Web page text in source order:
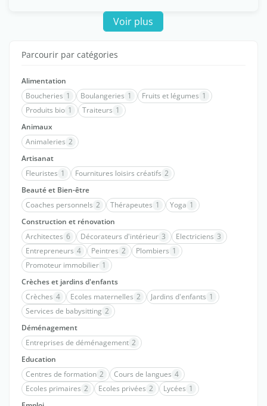
Voir plus
Parcourir par catégories
Alimentation
Boucheries 1 Boulangeries 1 Fruits et légumes 1
Produits bio 1 Traiteurs 1
Animaux
Animaleries 2
Artisanat
Fleuristes 1 Fournitures loisirs créatifs 2
Beauté et Bien-être
Coaches personnels 2 Thérapeutes 1 Yoga 1
Construction et rénovation
Architectes 6 Décorateurs d'intérieur 3 Electriciens 3
Entrepreneurs 4 Peintres 2 Plombiers 1
Promoteur immobilier 1
Crèches et jardins d'enfants
Crèches 4 Ecoles maternelles 2 Jardins d'enfants 1
Services de babysitting 2
Déménagement
Entreprises de déménagement 2
Education
Centres de formation 2 Cours de langues 4
Ecoles primaires 2 Ecoles privées 2 Lycées 1